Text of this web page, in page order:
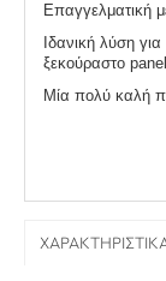
Επαγγελματική
Ιδανική λύση
ξεκούραστο panel
Μία πολύ καλή